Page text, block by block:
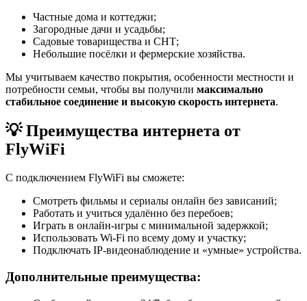
Частные дома и коттеджи;
Загородные дачи и усадьбы;
Садовые товарищества и СНТ;
Небольшие посёлки и фермерские хозяйства.
Мы учитываем качество покрытия, особенности местности и
потребности семьи, чтобы вы получили максимально
стабильное соединение и высокую скорость интернета.
💡 Преимущества интернета от
FlyWiFi
С подключением FlyWiFi вы сможете:
Смотреть фильмы и сериалы онлайн без зависаний;
Работать и учиться удалённо без перебоев;
Играть в онлайн-игры с минимальной задержкой;
Использовать Wi-Fi по всему дому и участку;
Подключать IP-видеонаблюдение и «умные» устройства.
Дополнительные преимущества: